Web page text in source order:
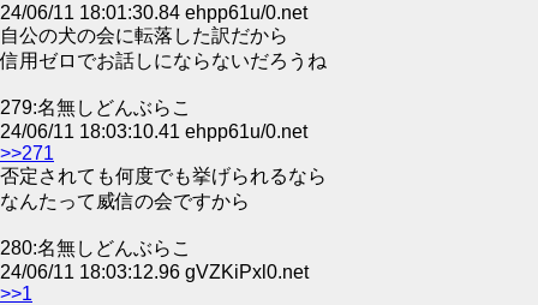
24/06/11 18:01:30.84 ehpp61u/0.net
自公の犬の会に転落した訳だから
信用ゼロでお話しにならないだろうね
279:名無しどんぶらこ
24/06/11 18:03:10.41 ehpp61u/0.net
>>271
否定されても何度でも挙げられるなら
なんたって威信の会ですから
280:名無しどんぶらこ
24/06/11 18:03:12.96 gVZKiPxl0.net
>>1